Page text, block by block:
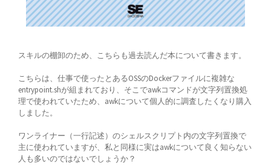
スキルの棚卸のため、こちらも過去読んだ本について書きます。
こちらは、仕事で使ったとあるOSSのDockerファイルに複雑な
entrypoint.shが組まれており、そこでawkコマンドが文字列置換処
理で使われていたため、awkについて個人的に調査したくなり購入
しました。
ワンライナー（一行記述）のシェルスクリプト内の文字列置換で
主に使われていますが、私と同様に実はawkについて良く知らない
人も多いのではないでしょうか？